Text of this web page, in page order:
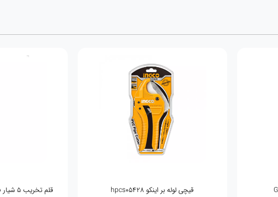
الماس شیشه وی تولز مدل VT2224 قیچی باغبانی وی تولز مدل VT4205